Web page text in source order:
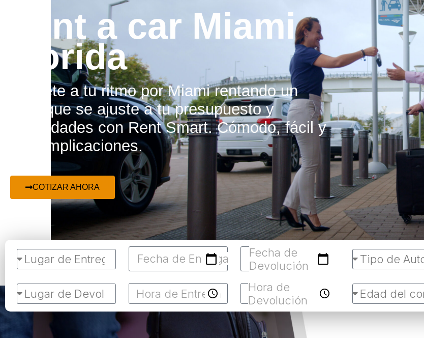
Rent a car Miami
Florida
Muévete a tu ritmo por Miami rentando un
carro que se ajuste a tu presupuesto y
necesidades con Rent Smart. Cómodo, fácil y
sin complicaciones.
COTIZAR AHORA